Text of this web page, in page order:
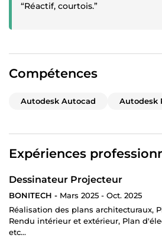
“Réactif, courtois.”
Compétences
Autodesk Autocad Autodesk
Expériences
Dessinateur Projecteur
BONITECH - Mars 2025 - Oct. 2025
Réalisation des plans architecturaux,
Rendu intérieur et extérieur, Plan
etc...